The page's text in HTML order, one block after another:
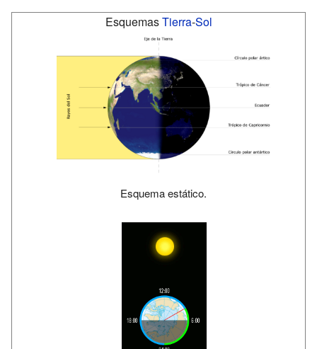
EsquemasTierra-Sol
Esquema estático.